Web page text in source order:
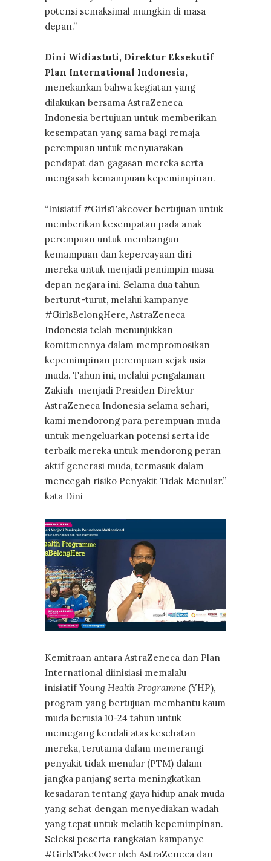
potensi semaksimal mungkin di masa
depan.”
Dini Widiastuti, Direktur Eksekutif
Plan International Indonesia,
menekankan bahwa kegiatan yang
dilakukan bersama AstraZeneca
Indonesia bertujuan untuk memberikan
kesempatan yang sama bagi remaja
perempuan untuk menyuarakan
pendapat dan gagasan mereka serta
mengasah kemampuan kepemimpinan.
“Inisiatif #GirlsTakeover bertujuan untuk
memberikan kesempatan pada anak
perempuan untuk membangun
kemampuan dan kepercayaan diri
mereka untuk menjadi pemimpin masa
depan negara ini. Selama dua tahun
berturut-turut, melalui kampanye
#GirlsBelongHere, AstraZeneca
Indonesia telah menunjukkan
komitmennya dalam mempromosikan
kepemimpinan perempuan sejak usia
muda. Tahun ini, melalui pengalaman
Zakiah menjadi Presiden Direktur
AstraZeneca Indonesia selama sehari,
kami mendorong para perempuan muda
untuk mengeluarkan potensi serta ide
terbaik mereka untuk mendorong peran
aktif generasi muda, termasuk dalam
mencegah risiko Penyakit Tidak Menular.”
kata Dini
Kemitraan antara AstraZeneca dan Plan
International diinisiasi memalalu
inisiatifYoung Health Programme (YHP),
program yang bertujuan membantu kaum
muda berusia 10-24 tahun untuk
memegang kendali atas kesehatan
mereka, terutama dalam memerangi
penyakit tidak menular (PTM) dalam
jangka panjang serta meningkatkan
kesadaran tentang gaya hidup anak muda
yang sehat dengan menyediakan wadah
yang tepat untuk melatih kepemimpinan.
Seleksi peserta rangkaian kampanye
#GirlsTakeOver oleh AstraZeneca dan